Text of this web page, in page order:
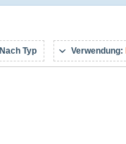
Nach Typ Verwendung: